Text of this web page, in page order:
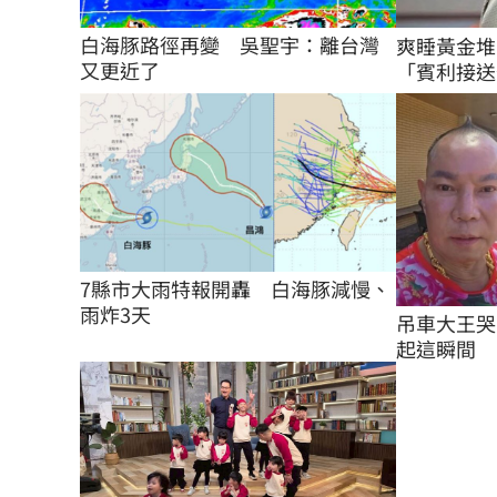
白海豚路徑再變　吳聖宇：離台灣
又更近了
爽睡黃金
「賓利接
7縣市大雨特報開轟　白海豚減慢、
雨炸3天
吊車大王
起這瞬間